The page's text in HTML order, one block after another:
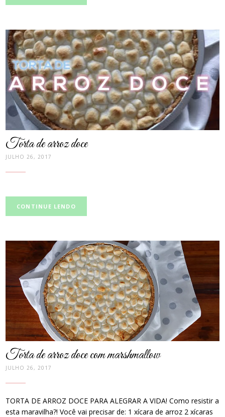
post
thumbnail
Torta de arroz doce
JULHO 26, 2017
CONTINUE LENDO
thumbnail
Torta de arroz doce com marshmallow
JULHO 26, 2017
TORTA DE ARROZ DOCE PARA ALEGRAR A VIDA! Como resistir a
esta maravilha?! Você vai precisar de: 1 xícara de arroz 2 xícaras